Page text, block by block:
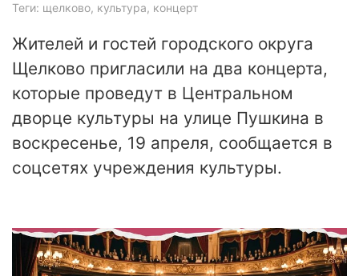
Теги: щелково, культура, концерт
Жителей и гостей городского округа
Щелково пригласили на два концерта,
которые проведут в Центральном
дворце культуры на улице Пушкина в
воскресенье, 19 апреля, сообщается в
соцсетях учреждения культуры.